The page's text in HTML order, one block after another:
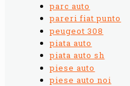
parc auto
pareri fiat punto
peugeot 308
piata auto
piata auto sh
piese auto
piese auto noi